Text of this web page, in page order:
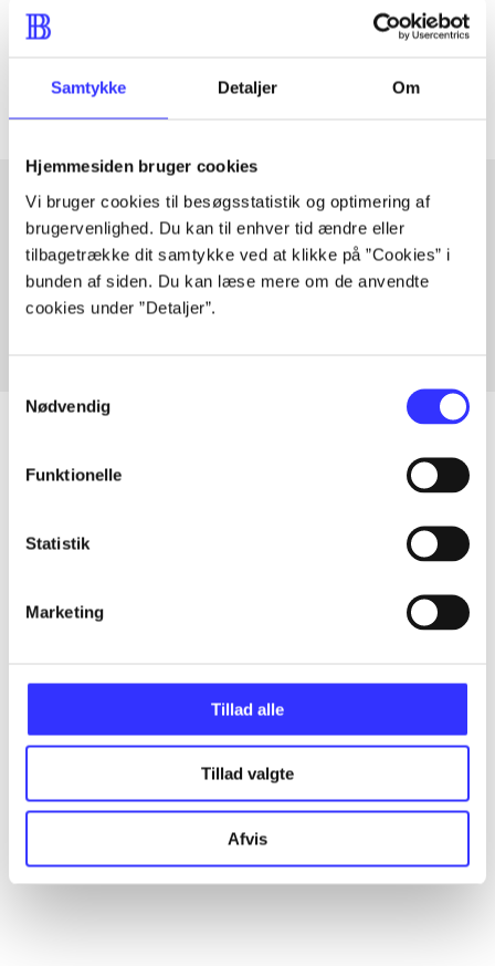
Samtykke Detaljer Om
Hjemmesiden bruger cookies
Vi bruger cookies til besøgsstatistik og optimering af
brugervenlighed. Du kan til enhver tid ændre eller
tilbagetrække dit samtykke ved at klikke på ”Cookies” i
bunden af siden. Du kan læse mere om de anvendte
cookies under ”Detaljer”.
Nødvendig
Funktionelle
Statistik
Marketing
Tillad alle
Tillad valgte
Afvis
Artikler med samme emner
Fra
...
...